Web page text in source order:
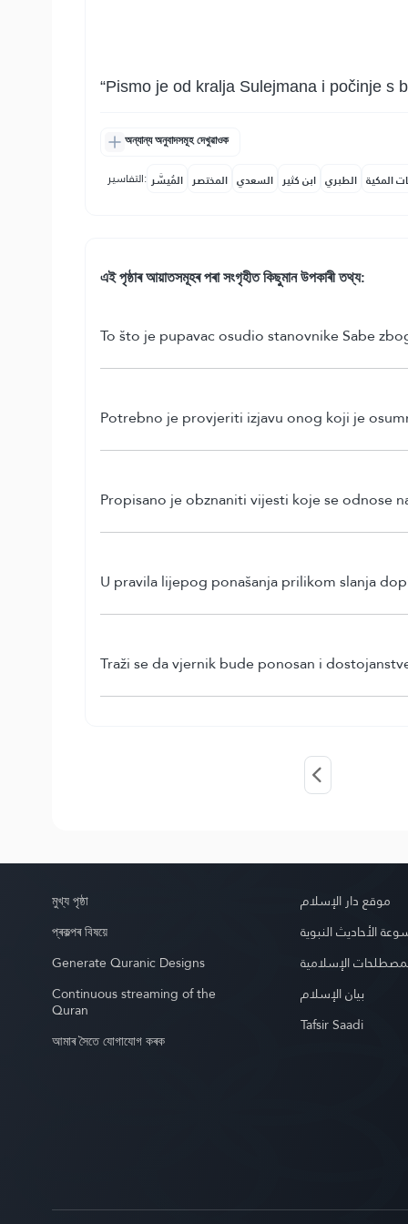
“Pismo je od kralja Sulejmana i počinje s
অন্যান্য অনুবাদসমূহ দেখুৱাওক
التفاسير: المُيسَّر المختصر السعدي ابن كثير الطبري المكية
এই পৃষ্ঠাৰ আয়াতসমূহৰ পৰা সংগৃহীত কিছুমান উপকাৰী তথ্য:
To što je pupavac osudio stanovnike Sabe
Potrebno je provjeriti izjavu onog koji je
Propisano je obznaniti vijesti koje se odnose
U pravila lijepog ponašanja prilikom slanja
Traži se da vjernik bude ponosan i
মুখ্য পৃষ্ঠা
প্ৰকল্পৰ বিষয়ে
Generate Quranic Designs
Continuous streaming of the
Quran
আমাৰ সৈতে যোগাযোগ কৰক
موقع دار الإسلام
الأحاديث النبوية
الإسلامية
بيان الإسلام
Tafsir Saadi